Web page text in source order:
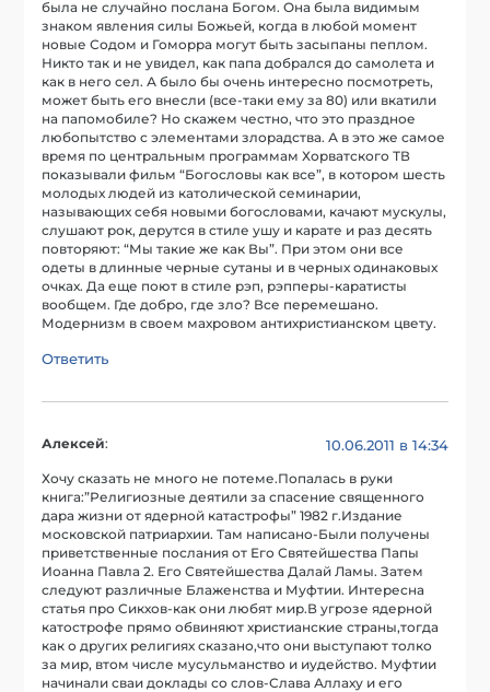
была не случайно послана Богом. Она была видимым
знаком явления силы Божьей, когда в любой момент
новые Содом и Гоморра могут быть засыпаны пеплом.
Никто так и не увидел, как папа добрался до самолета и
как в него сел. А было бы очень интересно посмотреть,
может быть его внесли (все-таки ему за 80) или вкатили
на папомобиле? Но скажем честно, что это праздное
любопытство с элементами злорадства. А в это же самое
время по центральным программам Хорватского ТВ
показывали фильм “Богословы как все”, в котором шесть
молодых людей из католической семинарии,
называющих себя новыми богословами, качают мускулы,
слушают рок, дерутся в стиле ушу и карате и раз десять
повторяют: “Мы такие же как Вы”. При этом они все
одеты в длинные черные сутаны и в черных одинаковых
очках. Да еще поют в стиле рэп, рэпперы-каратисты
вообщем. Где добро, где зло? Все перемешано.
Модернизм в своем махровом антихристианском цвету.
Ответить
Алексей: 10.06.2011 в 14:34
Хочу сказать не много не потеме.Попалась в руки
книга:”Религиозные деятили за спасение священного
дара жизни от ядерной катастрофы” 1982 г.Издание
московской патриархии. Там написано-Были получены
приветственные послания от Его Святейшества Папы
Иоанна Павла 2. Его Святейшества Далай Ламы. Затем
следуют различные Блаженства и Муфтии. Интересна
статья про Сикхов-как они любят мир.В угрозе ядерной
катострофе прямо обвиняют христианские страны,тогда
как о других религиях сказано,что они выступают толко
за мир, втом числе мусульманство и иудейство. Муфтии
начинали сваи доклады со слов-Слава Аллаху и его